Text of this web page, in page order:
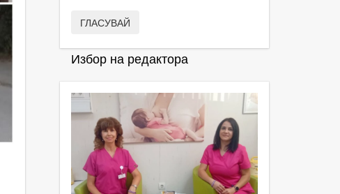
ГЛАСУВАЙ
Избор на редактора